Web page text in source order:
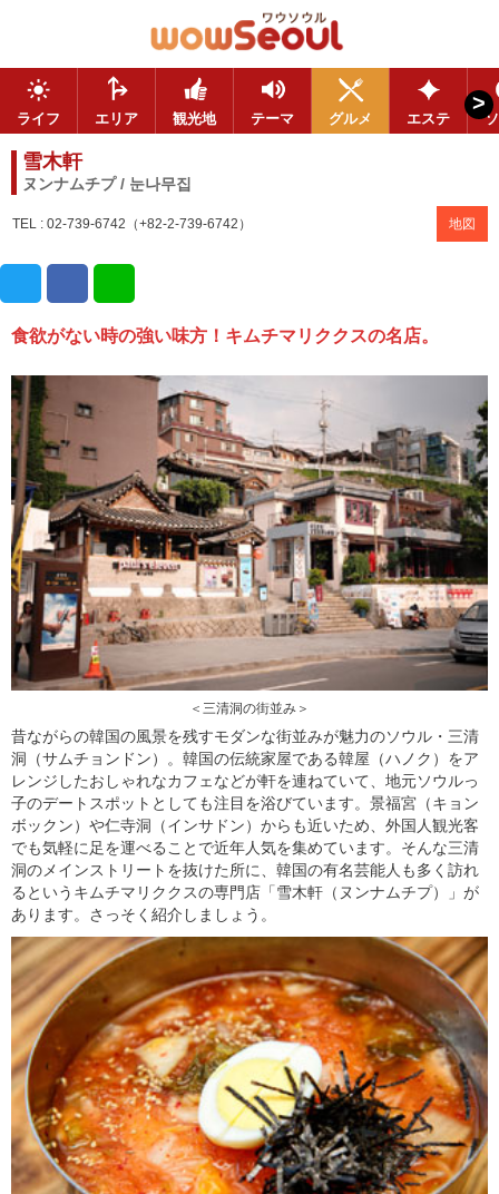
ライフ エリア 観光地 テーマ グルメ エステ
>
雪木軒
ヌンナムチプ / 눈나무집
TEL : 02-739-6742（+82-2-739-6742） 地図
食欲がない時の強い味方！キムチマリククスの名店。
＜三清洞の街並み＞
昔ながらの韓国の風景を残すモダンな街並みが魅力のソウル・三清
洞（サムチョンドン）。韓国の伝統家屋である韓屋（ハノク）をア
レンジしたおしゃれなカフェなどが軒を連ねていて、地元ソウルっ
子のデートスポットとしても注目を浴びています。景福宮（キョン
ボックン）や仁寺洞（インサドン）からも近いため、外国人観光客
でも気軽に足を運べることで近年人気を集めています。そんな三清
洞のメインストリートを抜けた所に、韓国の有名芸能人も多く訪れ
るというキムチマリククスの専門店「雪木軒（ヌンナムチプ）」が
あります。さっそく紹介しましょう。